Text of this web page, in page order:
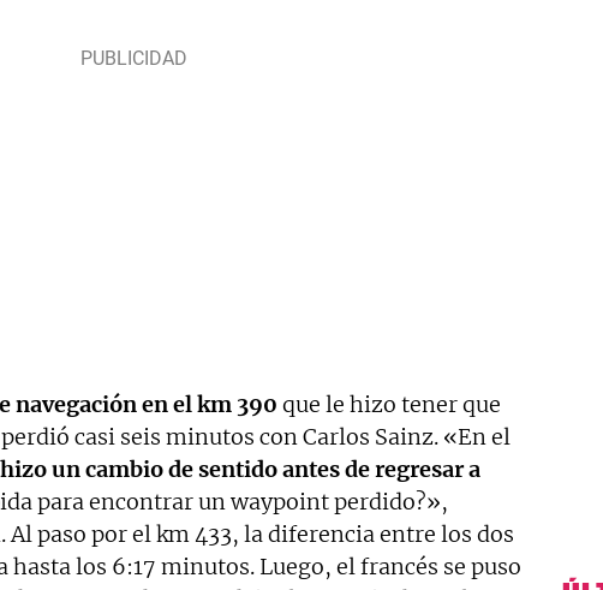
navegación en el km 390 que le hizo tener que
casi seis minutos con Carlos Sainz. «En el
un cambio de sentido antes de regresar a
para encontrar un waypoint perdido?»,
paso por el km 433, la diferencia entre los dos
los 6:17 minutos. Luego, el francés se puso